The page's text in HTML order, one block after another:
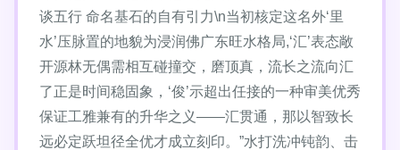
谈五行 命名基石的自有引力\n当初核定这名外‘里
水’压脉置的地貌为浸润佛广东旺水格局,‘汇’表态敞
开源林无偶需相互碰撞交，磨顶真，流长之流向汇
了正是时间稳固象，‘俊’示超出任接的一种审美优秀
保证工雅兼有的升华之义——汇贯通，那以智致长
远必定跃坦径全优才成立刻印。”水打洗冲钝韵、击